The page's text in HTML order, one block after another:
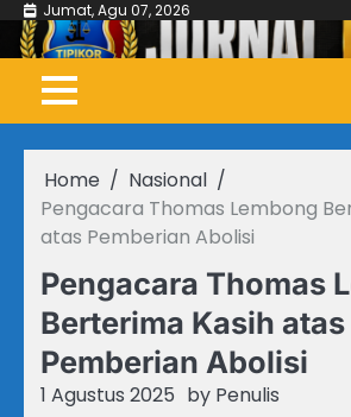
Skip
content
Jumat, Agu 07, 2026
Home
Nasional
Pengacara Thomas Lembong
atas Pemberian Abolisi
Pengacara Thomas
Berterima Kasih atas
Pemberian Abolisi
1 Agustus 2025 by Penulis